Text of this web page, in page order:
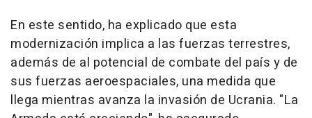
En este sentido, ha explicado que esta
modernización implica a las fuerzas terrestres,
además de al potencial de combate del país y de
sus fuerzas aeroespaciales, una medida que
llega mientras avanza la invasión de Ucrania. "La